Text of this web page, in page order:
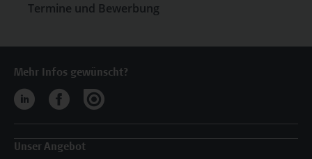
Termine und Bewerbung
Mehr Infos gewünscht?
Unser Angebot